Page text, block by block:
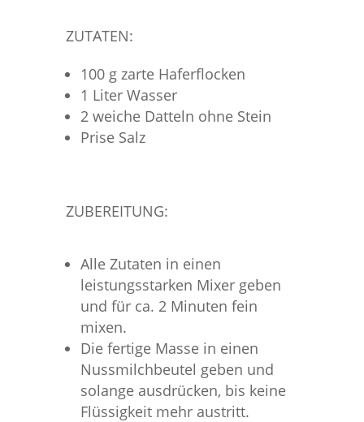
ZUTATEN:
100 g zarte Haferflocken
1 Liter Wasser
2 weiche Datteln ohne Stein
Prise Salz
ZUBEREITUNG:
Alle Zutaten in einen
leistungsstarken Mixer geben
und für ca. 2 Minuten fein
mixen.
Die fertige Masse in einen
Nussmilchbeutel geben und
solange ausdrücken, bis keine
Flüssigkeit mehr austritt.